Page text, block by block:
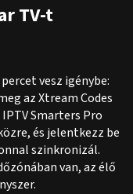
TV-t
vesz igénybe:
az Xtream Codes
Smarters Pro
és jelentkezz be
szinkronizál.
van, az élő